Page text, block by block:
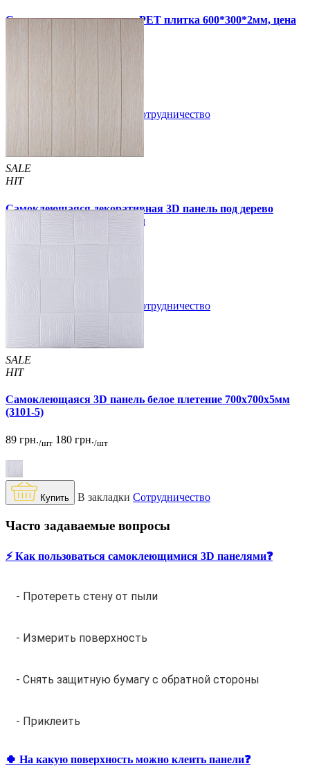
Самоклеящаяся стеновая PET плитка 600*300*2мм, цена
Сотрудничество
SALE
HIT
Самоклеющаяся декоративная 3D панель под дерево
молочный дуб 700x700x5мм
160 грн.
Сотрудничество
SALE
HIT
Самоклеющаяся 3D панель белое плетение 700x700x5мм
(3101-5)
89 грн./шт 180 грн./шт
Купить В закладки Сотрудничество
Часто задаваемые вопросы
⚡️ Как пользоваться самоклеющимися 3D панелями❓
- Протереть стену от пыли
- Измерить поверхность
- Снять защитную бумагу с обратной стороны
- Приклеить
🍀 На какую поверхность можно клеить панели❓